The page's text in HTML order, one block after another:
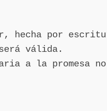
hecha por
válida.
a la promesa